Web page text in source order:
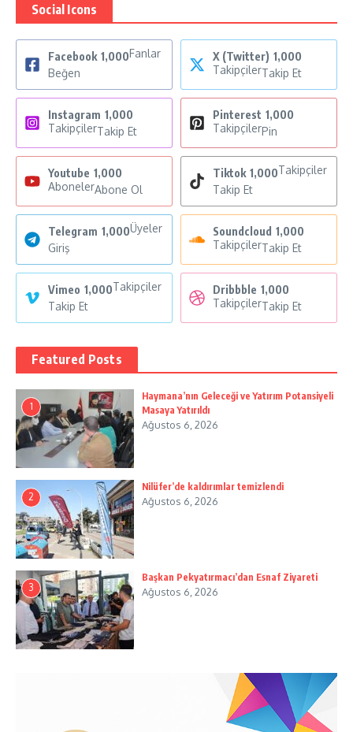
Social Icons
Facebook 1,000Fanlar
Beğen
X (Twitter) 1,000
TakipçilerTakip Et
Instagram 1,000
TakipçilerTakip Et
Pinterest 1,000
TakipçilerPin
Youtube 1,000
AbonelerAbone Ol
Tiktok 1,000Takipçiler
Takip Et
Telegram 1,000Üyeler
Giriş
Soundcloud 1,000
TakipçilerTakip Et
Vimeo 1,000Takipçiler
Takip Et
Dribbble 1,000
TakipçilerTakip Et
Featured Posts
1
Haymana’nın Geleceği ve Yatırım Potansiyeli
Masaya Yatırıldı
Ağustos 6, 2026
2
Nilüfer’de kaldırımlar temizlendi
Ağustos 6, 2026
3
Başkan Pekyatırmacı’dan Esnaf Ziyareti
Ağustos 6, 2026